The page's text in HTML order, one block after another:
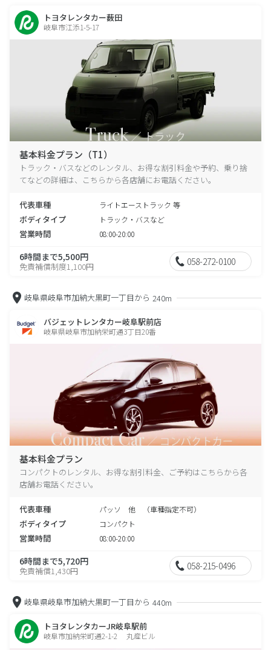
トヨタレンタカー薮田
岐阜市江添1-5-17
基本料金プラン（T1）
トラック・バスなどのレンタル、お得な割引料金や予約、乗り捨
てなどの詳細は、こちらから各店舗にお電話ください。
代表車種 ライトエーストラック 等
ボディタイプ トラック・バスなど
営業時間 08:00-20:00
6時間まで5,500円
免責補償制度1,100円 058-272-0100
岐阜県岐阜市加納大黒町一丁目から 240m
バジェットレンタカー岐阜駅前店
岐阜県岐阜市加納栄町通3丁目20番
基本料金プラン
コンパクトのレンタル、お得な割引料金、ご予約はこちらから各
店舗お電話ください。
代表車種 パッソ 他 （車種指定不可）
ボディタイプ コンパクト
営業時間 08:00-20:00
6時間まで5,720円
免責補償1,430円 058-215-0496
岐阜県岐阜市加納大黒町一丁目から 440m
トヨタレンタカーJR岐阜駅前
岐阜市加納栄町通2-1-2 丸産ビル